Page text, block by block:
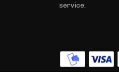
service.